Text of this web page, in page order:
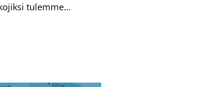
tulemme…